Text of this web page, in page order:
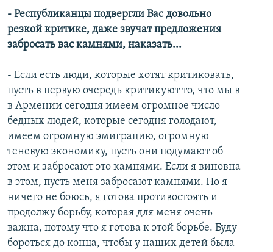
- Республиканцы подвергли Вас довольно
резкой критике, даже звучат предложения
забросать вас камнями, наказать...
- Если есть люди, которые хотят критиковать,
пусть в первую очередь критикуют то, что мы в
в Армении сегодня имеем огромное число
бедных людей, которые сегодня голодают,
имеем огромную эмиграцию, огромную
теневую экономику, пусть они подумают об
этом и забросают это камнями. Если я виновна
в этом, пусть меня забросают камнями. Но я
ничего не боюсь, я готова противостоять и
продолжу борьбу, которая для меня очень
важна, потому что я готова к этой борьбе. Буду
бороться до конца, чтобы у наших детей была